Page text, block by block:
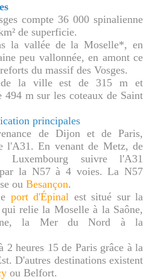
compte 36 000 spinalienne
de superficie.
la vallée de la Moselle*, en
peu vallonnée, en amont ce
du massif des Vosges.
de la ville est de 315 m et
m sur les coteaux de Saint
principales
de Dijon et de Paris,
l'A31. En venant de Metz, de
suivre l'A31
par la N57 à 4 voies. La N57
ou Besançon.
port d'Épinal est situé sur la
relie la Moselle à la Saône,
la Mer du Nord à la
heures 15 de Paris grâce à la
D'autres destinations existent
ou Belfort.